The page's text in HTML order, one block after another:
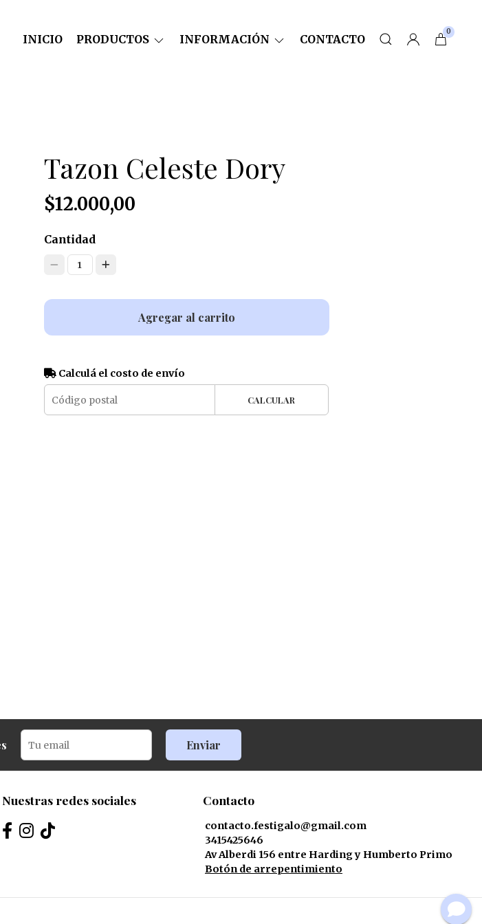
INICIO PRODUCTOS INFORMACIÓN CONTACTO
0
Tazon Celeste Dory
$12.000,00
Cantidad
1
Agregar al carrito
Calculá el costo de envío
CALCULAR
Enviar
Nuestras redes sociales Contacto
contacto.festigalo@gmail.com
3415425646
Av Alberdi 156 entre Harding y Humberto Primo
Botón de arrepentimiento